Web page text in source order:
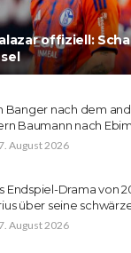
offiziell:
Banger nach dem
Baumann nach
August 2026
Endspiel-Drama von
über seine
August 2026